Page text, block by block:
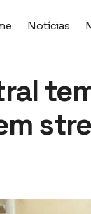
Notícias